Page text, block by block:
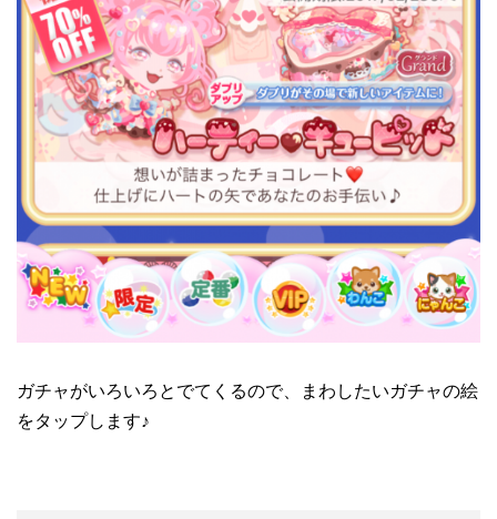
ガチャがいろいろとでてくるので、まわしたいガチャの絵
をタップします♪